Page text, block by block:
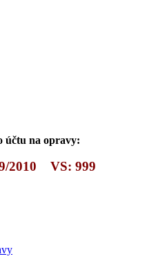
účtu na opravy:
2010 VS: 999